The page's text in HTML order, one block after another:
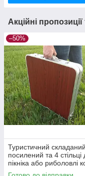
Акційні
–50%
Туристичний складаний
посилений та 4 стільці
пікніка або риболовлі
темне дерево